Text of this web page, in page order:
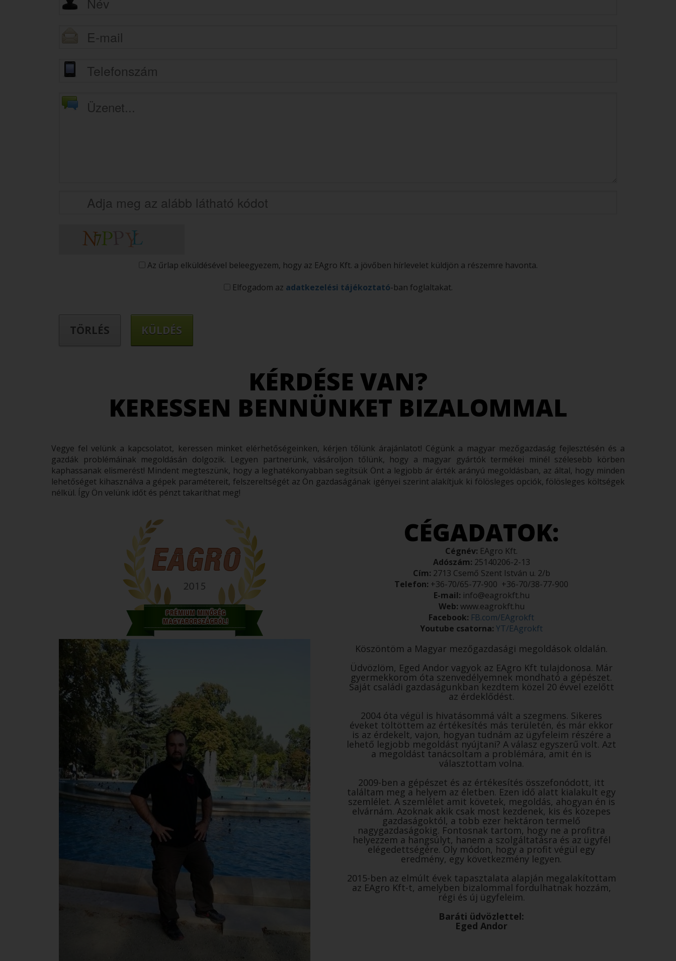
Az űrlap elküldésével beleegyezem, hogy az EAgro Kft. a jövőben hírlevelet küldjön a részemre havonta.
Elfogadom az adatkezelési tájékoztató-ban foglaltakat.
KÉRDÉSE VAN?
KERESSEN BENNÜNKET BIZALOMMAL
Vegye fel velünk a kapcsolatot, keressen minket elérhetőségeinken, kérjen tőlünk árajánlatot! Cégünk a magyar mezőgazdaság fejlesztésén és a
gazdák problémáinak megoldásán dolgozik. Legyen partnerünk, vásároljon tőlünk, hogy a magyar gyártók termékei minél szélesebb körben
kaphassanak elismerést! Mindent megteszünk, hogy a leghatékonyabban segítsük Önt a legjobb ár érték arányú megoldásban, az által, hogy minden
lehetőséget kihasználva a gépek paramétereit, felszereltségét az Ön gazdaságának igényei szerint alakítjuk ki fölösleges opciók, fölösleges költségek
nélkül. Így Ön velünk időt és pénzt takaríthat meg!
CÉGADATOK:
Cégnév: EAgro Kft.
Adószám: 25140206-2-13
Cím: 2713 Csemő Szent István u. 2/b
Telefon: +36-70/65-77-900 +36-70/38-77-900
E-mail: info@eagrokft.hu
Web: www.eagrokft.hu
Facebook: FB.com/EAgrokft
Youtube csatorna: YT/EAgrokft
Köszöntöm a Magyar mezőgazdasági megoldások oldalán.
Üdvözlöm, Eged Andor vagyok az EAgro Kft tulajdonosa. Már
gyermekkorom óta szenvedélyemnek mondható a gépészet.
Saját családi gazdaságunkban kezdtem közel 20 évvel ezelőtt
az érdeklődést.
2004 óta végül is hivatásommá vált a szegmens. Sikeres
éveket töltöttem az értékesítés más területén, és már ekkor
is az érdekelt, vajon, hogyan tudnám az ügyfeleim részére a
lehető legjobb megoldást nyújtani? A válasz egyszerű volt. Azt
a megoldást tanácsoltam a problémára, amit én is
választottam volna.
2009-ben a gépészet és az értékesítés összefonódott, itt
találtam meg a helyem az életben. Ezen idő alatt kialakult egy
szemlélet. A szemlélet amit követek, megoldás, ahogyan én is
elvárnám. Azoknak akik csak most kezdenek, kis és közepes
gazdaságoktól, a több ezer hektáron termelő
nagygazdaságokig. Fontosnak tartom, hogy ne a profitra
helyezzem a hangsúlyt, hanem a szolgáltatásra és az ügyfél
elégedettségére. Oly módon, hogy a profit végül egy
eredmény, egy következmény legyen.
2015-ben az elmúlt évek tapasztalata alapján megalakítottam
az EAgro Kft-t, amelyben bizalommal fordulhatnak hozzám,
régi és új ügyfeleim.
Baráti üdvözlettel:
Eged Andor